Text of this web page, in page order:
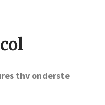
thv onderste